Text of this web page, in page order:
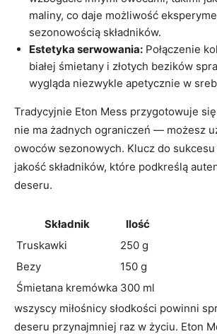
maliny, co daje możliwość
sezonowością składników.
Estetyka serwowania: Połączenie
białej śmietany i złotych bezików
wygląda niezwykle apetycznie w
Tradycyjnie Eton Mess przygotowuje
nie ma żadnych ograniczeń — możesz
owoców sezonowych. Klucz do
jakość składników, które podkreślą
deseru.
Składnik
Ilość
Truskawki
250 g
Bezy
150 g
Śmietana kremówka 300 ml
wszyscy miłośnicy słodkości powinni
deseru przynajmniej raz w życiu. Eton